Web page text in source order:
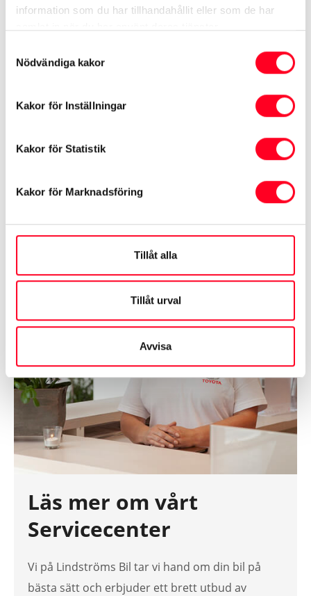
information som du har tillhandahållit eller som de har
Nödvändiga kakor
Kakor för Inställningar
Kakor för Statistik
Kakor för Marknadsföring
Tillåt alla
Tillåt urval
Avvisa
Läs mer om vårt
Servicecenter
Vi på Lindströms Bil tar vi hand om din bil på
bästa sätt och erbjuder ett brett utbud av